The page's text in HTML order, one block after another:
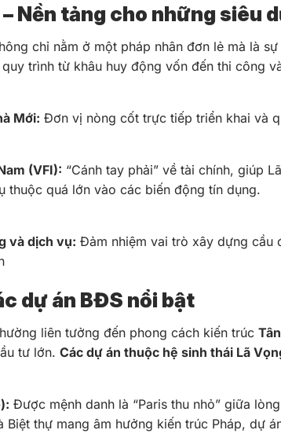
Nền tảng cho những siêu
chỉ nằm ở một pháp nhân đơn lẻ mà là
trình từ khâu huy động vốn đến thi công
Mới: Đơn vị nòng cốt trực tiếp triển khai và
(VFI): “Cánh tay phải” về tài chính, giúp
thuộc quá lớn vào các biến động tín dụng.
và dịch vụ: Đảm nhiệm vai trò xây dựng cầu
dự án BĐS nổi bật
liên tưởng đến phong cách kiến trúc
tư lớn. Các dự án thuộc hệ sinh thái Lã
Được mệnh danh là “Paris thu nhỏ” giữa
Biệt thự mang âm hưởng kiến trúc Pháp, dự